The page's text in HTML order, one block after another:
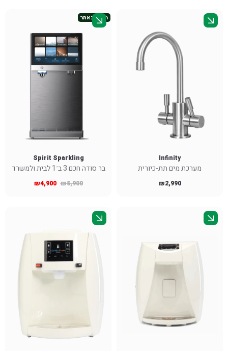
Infinity
מערכת מים תת-כיורית
₪2,990
חדש באתר
Spirit Sparkling
בר סודה חכם 3 ב־1 לבית ולמשרד
₪5,900
₪4,900